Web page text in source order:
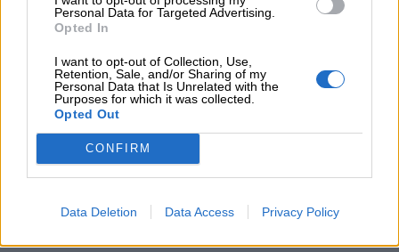
Personal Data for Targeted Advertising.
Opted In
I want to opt-out of Collection, Use,
Retention, Sale, and/or Sharing of my
Personal Data that Is Unrelated with the
Purposes for which it was collected.
Opted Out
CONFIRM
Data Deletion Data Access Privacy Policy
ελληνικές τράπεζες «πρωταθλήτριες» στα δάνεια, νέο deal
Βαρδινογιάννη- Εξάρχου και ο διπλασιασμός των κερδών της
05.08.2026 - 13:37
Randy Schekman, Νομπελίστας Ιατρικής: «Σε πέντε χρόνια
μπορεί να έχουμε θεραπεία που αναστέλλει την εξέλιξη του
Ε.Ε και παράνομη μετανάστευση: προτάσεις και δράσεις με